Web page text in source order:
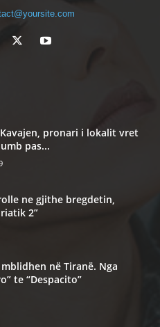
pronari i lokalit vret
pas...
ne gjithe bregdetin,
2”
në Tiranë. Nga
te “Despacito”